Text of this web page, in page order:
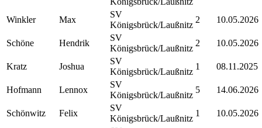
Winkler Max
SV
Königsbrück/Laußnitz
2 10.05.2026
Schöne Hendrik
SV
Königsbrück/Laußnitz
2 10.05.2026
Kratz Joshua
SV
Königsbrück/Laußnitz
1 08.11.2025
Hofmann Lennox
SV
Königsbrück/Laußnitz
5 14.06.2026
Schönwitz Felix
SV
Königsbrück/Laußnitz
1 10.05.2026